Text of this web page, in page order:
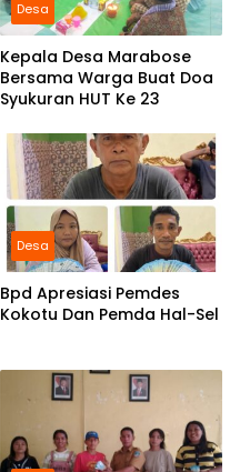
Desa
Kepala Desa Marabose
Bersama Warga Buat Doa
Syukuran HUT Ke 23
Desa
Bpd Apresiasi Pemdes
Kokotu Dan Pemda Hal-Sel